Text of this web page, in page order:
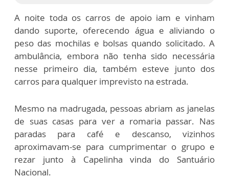
A noite toda os carros de apoio iam e vinham
dando suporte, oferecendo água e aliviando o
peso das mochilas e bolsas quando solicitado. A
ambulância, embora não tenha sido necessária
nesse primeiro dia, também esteve junto dos
carros para qualquer imprevisto na estrada.
Mesmo na madrugada, pessoas abriam as janelas
de suas casas para ver a romaria passar. Nas
paradas para café e descanso, vizinhos
aproximavam-se para cumprimentar o grupo e
rezar junto à Capelinha vinda do Santuário
Nacional.